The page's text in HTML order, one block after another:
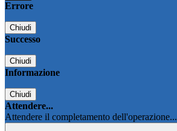
Errore
Chiudi
Successo
Chiudi
Informazione
Chiudi
Attendere...
Attendere il completamento dell'operazione...